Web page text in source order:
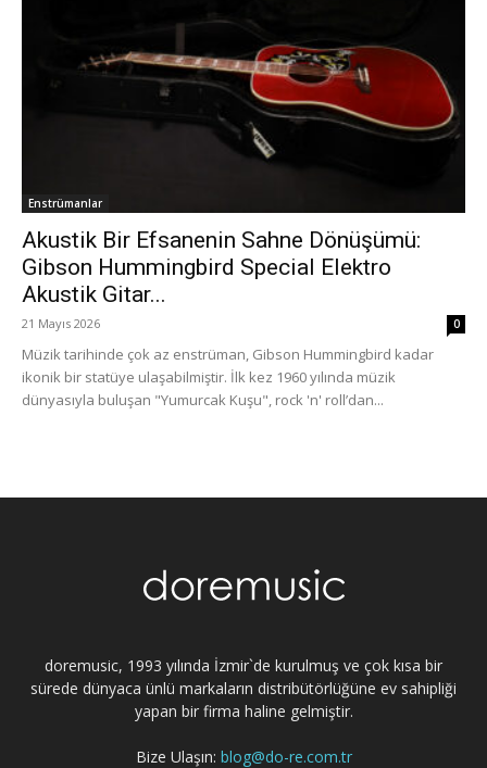
Enstrümanlar
Akustik Bir Efsanenin Sahne Dönüşümü:
Gibson Hummingbird Special Elektro
Akustik Gitar...
21 Mayıs 2026 0
Müzik tarihinde çok az enstrüman, Gibson Hummingbird kadar
ikonik bir statüye ulaşabilmiştir. İlk kez 1960 yılında müzik
dünyasıyla buluşan "Yumurcak Kuşu", rock 'n' roll’dan...
doremusic, 1993 yılında İzmir`de kurulmuş ve çok kısa bir
sürede dünyaca ünlü markaların distribütörlüğüne ev sahipliği
yapan bir firma haline gelmiştir.
Bize Ulaşın: blog@do-re.com.tr